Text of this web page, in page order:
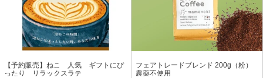
【予約販売】ねこ 人気 ギフトにぴ
ったり リラックスラテ
フェアトレードブレンド 200g（粉）
農薬不使用